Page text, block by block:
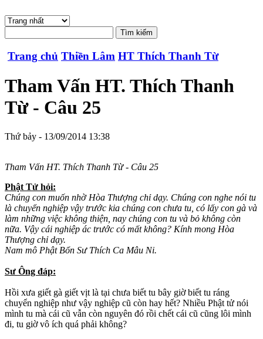
Trang chủ Thiền Lâm HT Thích Thanh Từ
Tham Vấn HT. Thích Thanh
Từ - Câu 25
Thứ bảy - 13/09/2014 13:38
Tham Vấn HT. Thích Thanh Từ - Câu 25
Phật Tử hỏi:
Chúng con muốn nhờ Hòa Thượng chỉ dạy. Chúng con nghe nói tu
là chuyển nghiệp vậy trước kia chúng con chưa tu, có lấy con gà và
làm những việc không thiện, nay chúng con tu và bỏ không còn
nữa. Vậy cái nghiệp ác trước có mất không? Kính mong Hòa
Thượng chỉ dạy.
Nam mô Phật Bổn Sư Thích Ca Mâu Ni.
Sư Ông đáp:
Hồi xưa giết gà giết vịt là tại chưa biết tu bây giờ biết tu ráng
chuyển nghiệp như vậy nghiệp cũ còn hay hết? Nhiều Phật tử nói
mình tu mà cái cũ vẫn còn nguyên đó rồi chết cái cũ cũng lôi mình
đi, tu giờ vô ích quá phải không?